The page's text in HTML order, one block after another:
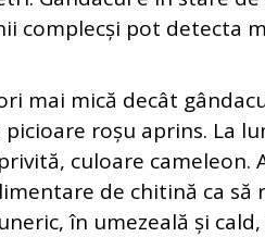
complecși pot detecta
mai mică decât
roșu aprins. La
culoare cameleon.
de chitină ca să
în umezeală și